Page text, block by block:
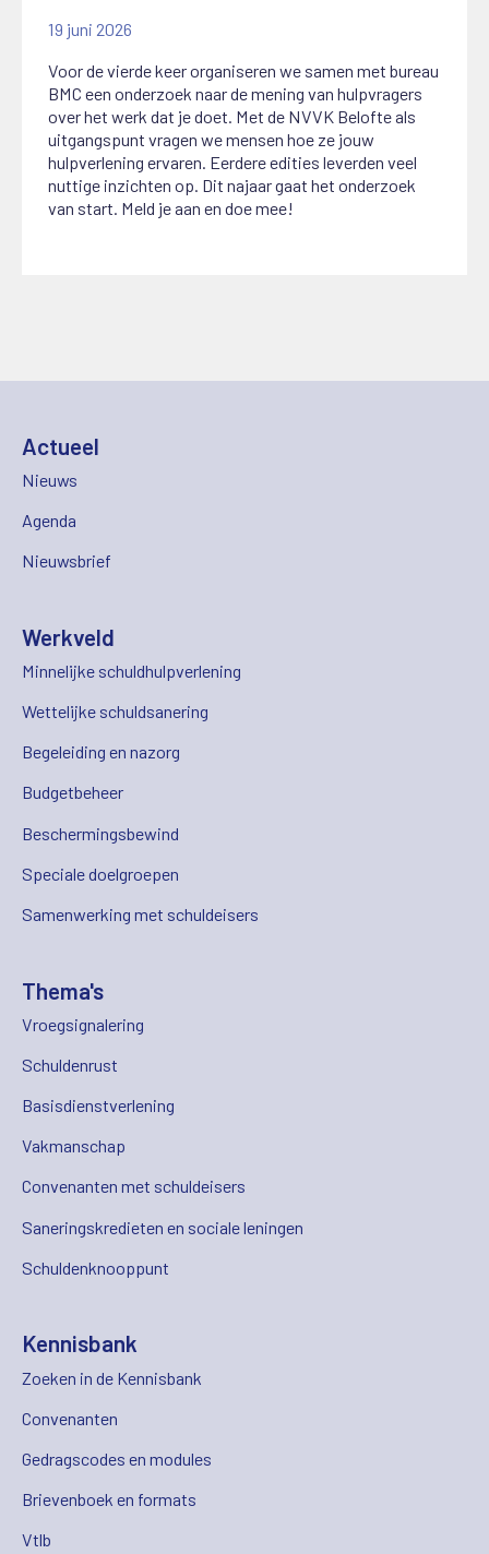
19 juni 2026
Voor de vierde keer organiseren we samen met bureau
BMC een onderzoek naar de mening van hulpvragers
over het werk dat je doet. Met de NVVK Belofte als
uitgangspunt vragen we mensen hoe ze jouw
hulpverlening ervaren. Eerdere edities leverden veel
nuttige inzichten op. Dit najaar gaat het onderzoek
van start. Meld je aan en doe mee!
Actueel
Nieuws
Agenda
Nieuwsbrief
Werkveld
Minnelijke schuldhulpverlening
Wettelijke schuldsanering
Begeleiding en nazorg
Budgetbeheer
Beschermingsbewind
Speciale doelgroepen
Samenwerking met schuldeisers
Thema's
Vroegsignalering
Schuldenrust
Basisdienstverlening
Vakmanschap
Convenanten met schuldeisers
Saneringskredieten en sociale leningen
Schuldenknooppunt
Kennisbank
Zoeken in de Kennisbank
Convenanten
Gedragscodes en modules
Brievenboek en formats
Vtlb